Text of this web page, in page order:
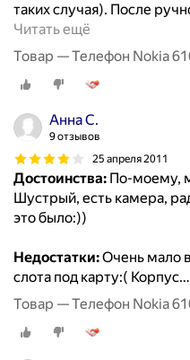
таких случая). После
Читать ещё
Товар — Телефон Nokia
Анна С.
9 отзывов
25 апреля 2011
Достоинства: По-моему,
Шустрый, есть камера,
это было:))
Недостатки:Очень мало
слота под карту:( Корпус…
Товар — Телефон Nokia